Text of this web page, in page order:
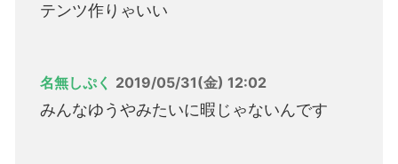
テンツ作りゃいい
名無しぷく 2019/05/31(金) 12:02
みんなゆうやみたいに暇じゃないんです